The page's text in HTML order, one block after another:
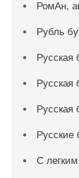
РомАн,
Рубль
Русская
Русская
Русская
Русские
С